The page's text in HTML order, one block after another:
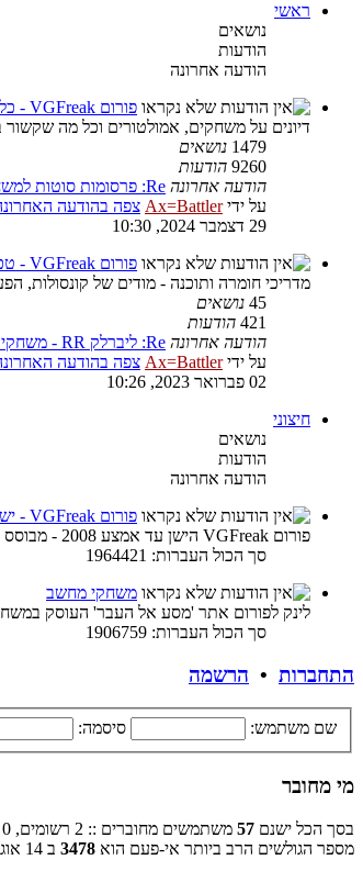
ראשי
נושאים
הודעות
הודעה אחרונה
פורום VGFreak - כללי
דיונים על משחקים, אמולטורים וכל מה שקשור
1479 נושאים
9260 הודעות
הודעה אחרונה Re: פרסומות סוטות למשחקי וידא…
על ידיAx=Battler צפה בהודעה
29 דצמבר 2024, 10:30
פורום VGFreak - טכני
מדריכי חומרה ותוכנה - מודים של קונסולות,
45 נושאים
421 הודעות
הודעה אחרונה Re: ליברלק RR - משחקים נראים …
על ידיAx=Battler צפה בהודעה
02 פברואר 2023, 10:26
חיצוני
נושאים
הודעות
הודעה אחרונה
פורום VGFreak - ישן
פורום VGFreak הישן עד אמצע 2008 - מבוסס על מערכת עם קידוד ישן
סך הכול העברות: 1964421
משחקי מחשב
לינק לפורום אתר 'מסע אל העבר' העוסק
סך הכול העברות: 1906759
התחברות • הרשמה
שם משתמש: סיסמה:
מי מחובר
בסך הכל ישנם 57 משתמשים מחוברים :: 2 רשומים, 0 מוסתרים ו 55 אורחים (מבוסס על משתמשים פעילים ב־5 הדקות האחרונות)
מספר הגולשים הרב ביותר אי-פעם הוא 3478 ב 14 אוגוסט 2025, 13:05